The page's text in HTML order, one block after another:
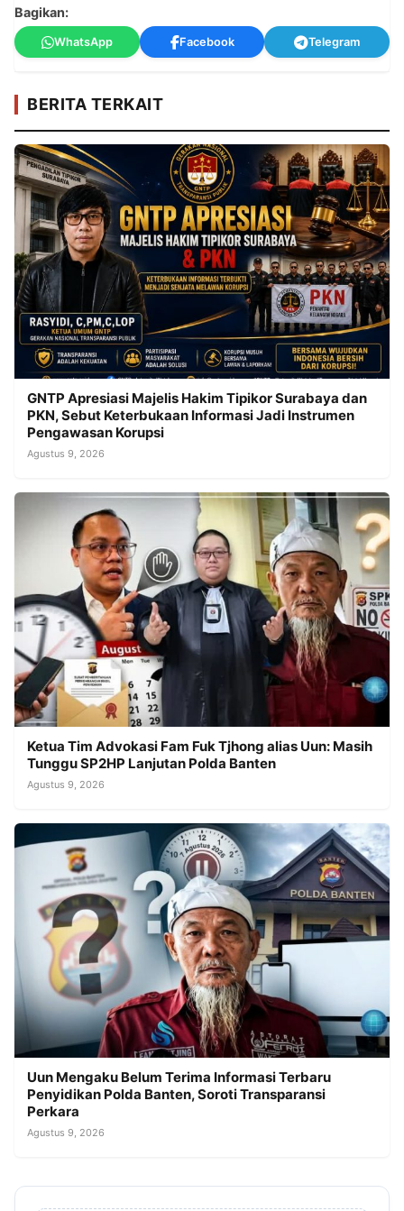
Bagikan:
WhatsApp Facebook Telegram
BERITA TERKAIT
GNTP Apresiasi Majelis Hakim Tipikor Surabaya dan
PKN, Sebut Keterbukaan Informasi Jadi Instrumen
Pengawasan Korupsi
Agustus 9, 2026
Ketua Tim Advokasi Fam Fuk Tjhong alias Uun: Masih
Tunggu SP2HP Lanjutan Polda Banten
Agustus 9, 2026
Uun Mengaku Belum Terima Informasi Terbaru
Penyidikan Polda Banten, Soroti Transparansi
Perkara
Agustus 9, 2026